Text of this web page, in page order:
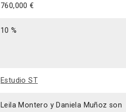
760,000 €
10 %
Estudio ST
Leila Montero y Daniela Muñoz son